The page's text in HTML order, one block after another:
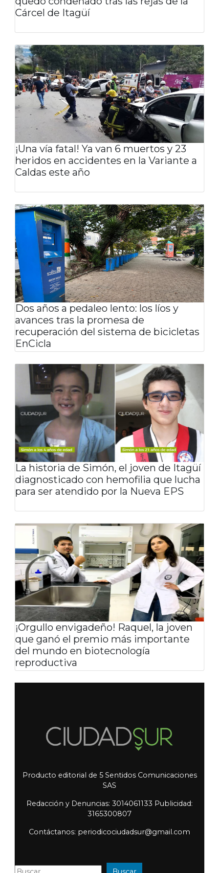
quedó condenado tras las rejas de la
Cárcel de Itagüí
¡Una vía fatal! Ya van 6 muertos y 23
heridos en accidentes en la Variante a
Caldas este año
Dos años a pedaleo lento: los líos y
avances tras la promesa de
recuperación del sistema de bicicletas
EnCicla
La historia de Simón, el joven de Itagüí
diagnosticado con hemofilia que lucha
para ser atendido por la Nueva EPS
¡Orgullo envigadeño! Raquel, la joven
que ganó el premio más importante
del mundo en biotecnología
reproductiva
Producto editorial de 5 Sentidos Comunicaciones
Redacción y Denuncias: 3014061133 Publicidad:
Contáctanos: periodicociudadsur@gmail.com